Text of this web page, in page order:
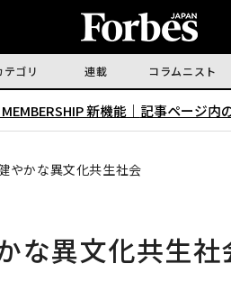
テゴリ 連載 コラムニスト
新機能｜ 記事ページ内
やかな異文化共生社会
な異文化共生社